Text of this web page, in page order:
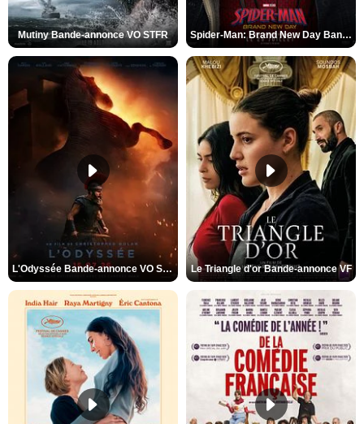
Mutiny Bande-annonce VO STFR Spider-Man: Brand New Day Bande-annonce VO STFR
L'Odyssée Bande-annonce VO STFR Le Triangle d'or Bande-annonce VF